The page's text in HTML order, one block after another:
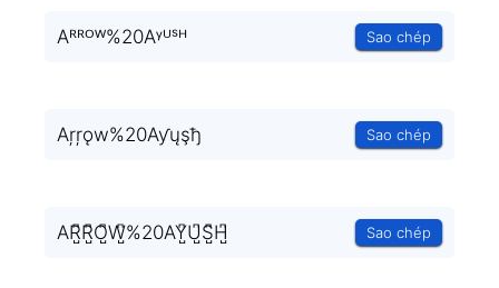
Aᴿᴿᴼᵂ%20Aᵞᵁˢᴴ Sao chép
Aŗŗǫw%20Aƴųşђ Sao chép
AR̺͆R̺͆O̺͆W̺͆%20AY̺͆U̺͆S̺͆H̺͆ Sao chép